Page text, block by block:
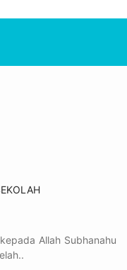
Allah Subhanahu